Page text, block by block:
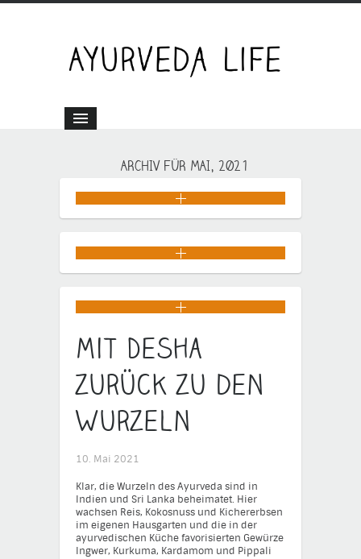
ARCHIV FÜR MAI, 2021
Mit Desha
zurück zu den
Wurzeln
10. Mai 2021
Klar, die Wurzeln des Ayurveda sind in
Indien und Sri Lanka beheimatet. Hier
wachsen Reis, Kokosnuss und Kichererbsen
im eigenen Hausgarten und die in der
ayurvedischen Küche favorisierten Gewürze
Ingwer, Kurkuma, Kardamom und Pippali